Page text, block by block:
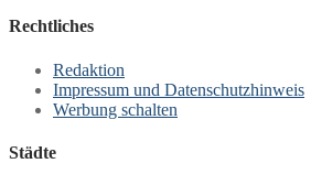
Rechtliches
Redaktion
Impressum und Datenschutzhinweis
Werbung schalten
Städte